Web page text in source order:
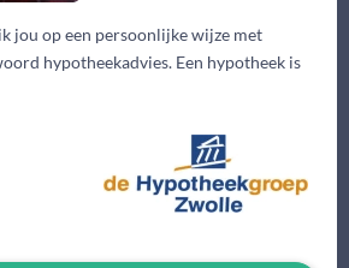
jou op een persoonlijke wijze met
hypotheekadvies. Een hypotheek is